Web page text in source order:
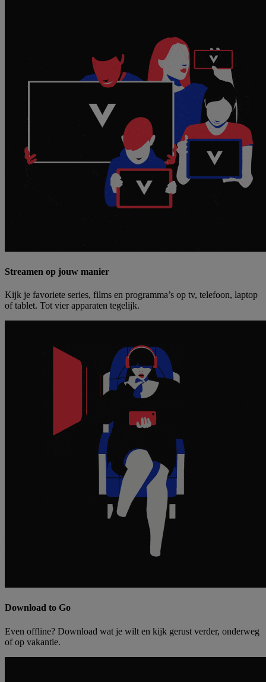
Streamen op jouw manier
Kijk je favoriete series, films en programma’s op tv, telefoon, laptop
of tablet. Tot vier apparaten tegelijk.
Download to Go
Even offline? Download wat je wilt en kijk gerust verder, onderweg
of op vakantie.